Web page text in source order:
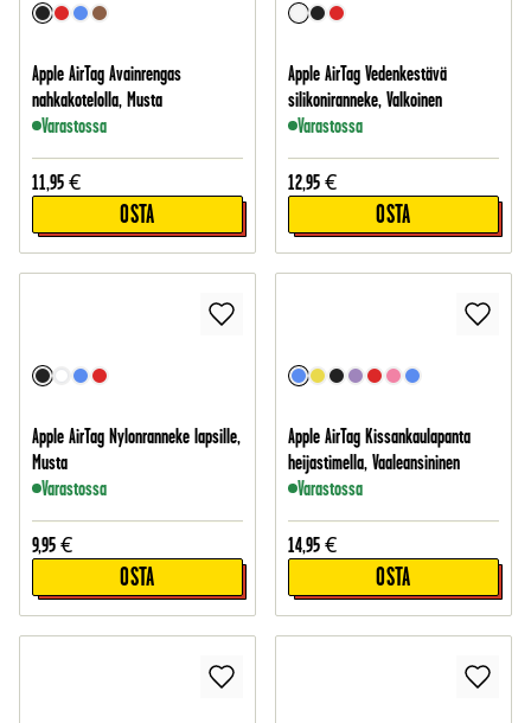
Apple AirTag Avainrengas
nahkakotelolla, Musta
Varastossa
11,95 €
OSTA
Apple AirTag Vedenkestävä
silikoniranneke, Valkoinen
Varastossa
12,95 €
OSTA
Apple AirTag Nylonranneke lapsille,
Musta
Varastossa
9,95 €
OSTA
Apple AirTag Kissankaulapanta
heijastimella, Vaaleansininen
Varastossa
14,95 €
OSTA